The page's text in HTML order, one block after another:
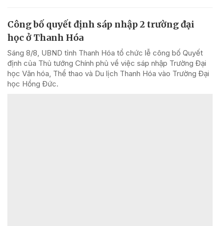
Công bố quyết định sáp nhập 2 trường đại
học ở Thanh Hóa
Sáng 8/8, UBND tỉnh Thanh Hóa tổ chức lễ công bố Quyết
định của Thủ tướng Chính phủ về việc sáp nhập Trường Đại
học Văn hóa, Thể thao và Du lịch Thanh Hóa vào Trường Đại
học Hồng Đức.